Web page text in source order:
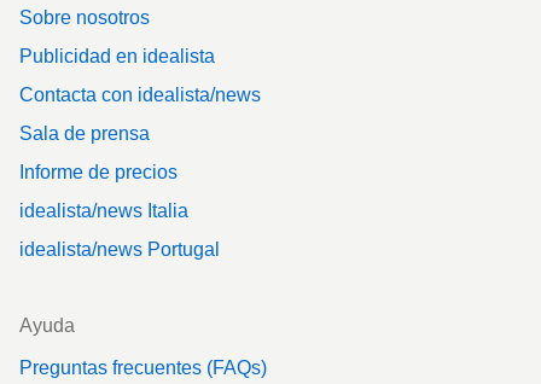
Sobre nosotros
Publicidad en idealista
Contacta con idealista/news
Sala de prensa
Informe de precios
idealista/news Italia
idealista/news Portugal
Ayuda
Preguntas frecuentes (FAQs)